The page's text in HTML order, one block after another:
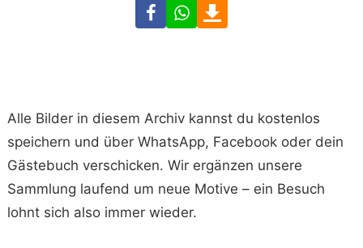
FacebookWhatsApp
Alle Bilder in diesem Archiv kannst du kostenlos
speichern und über WhatsApp, Facebook oder dein
Gästebuch verschicken. Wir ergänzen unsere
Sammlung laufend um neue Motive – ein Besuch
lohnt sich also immer wieder.